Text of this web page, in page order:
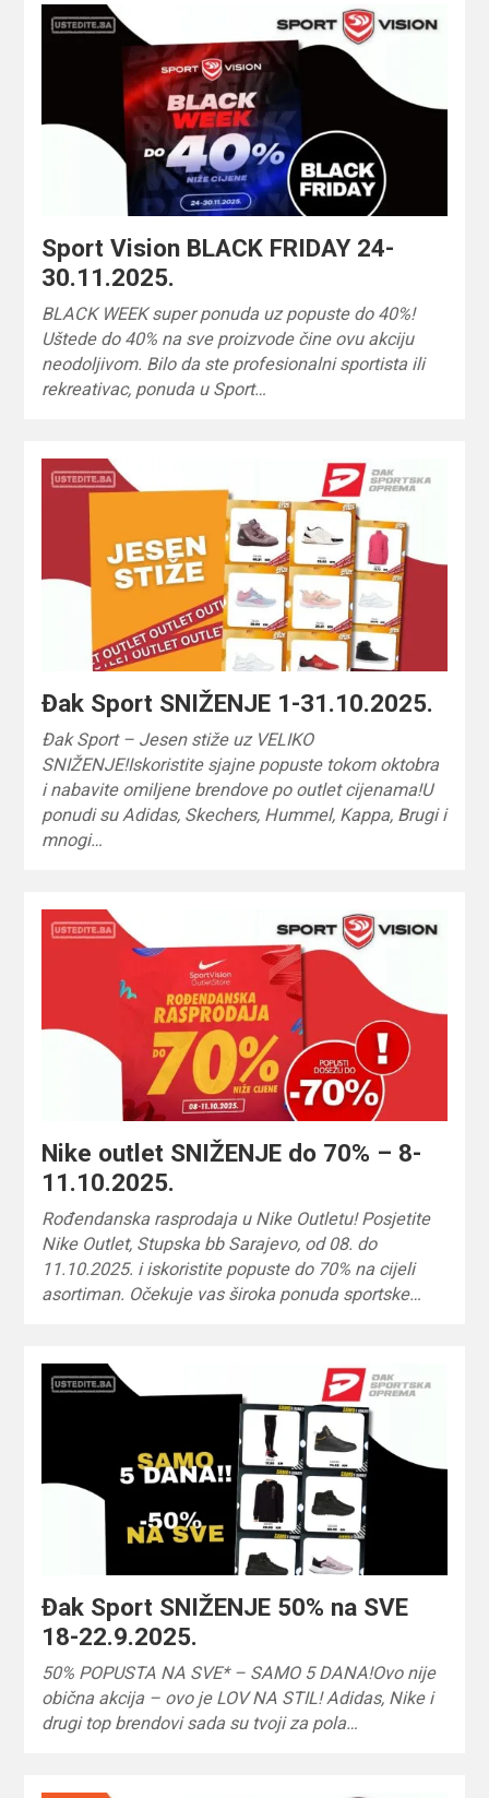
Sport Vision BLACK FRIDAY 24-
30.11.2025.
BLACK WEEK super ponuda uz popuste do 40%!
Uštede do 40% na sve proizvode čine ovu akciju
neodoljivom. Bilo da ste profesionalni sportista ili
rekreativac, ponuda u Sport…
Đak Sport SNIŽENJE 1-31.10.2025.
Đak Sport – Jesen stiže uz VELIKO
SNIŽENJE!Iskoristite sjajne popuste tokom oktobra
i nabavite omiljene brendove po outlet cijenama!U
ponudi su Adidas, Skechers, Hummel, Kappa, Brugi i
mnogi…
Nike outlet SNIŽENJE do 70% – 8-
11.10.2025.
Rođendanska rasprodaja u Nike Outletu! Posjetite
Nike Outlet, Stupska bb Sarajevo, od 08. do
11.10.2025. i iskoristite popuste do 70% na cijeli
asortiman. Očekuje vas široka ponuda sportske…
Đak Sport SNIŽENJE 50% na SVE
18-22.9.2025.
50% POPUSTA NA SVE* – SAMO 5 DANA!Ovo nije
obična akcija – ovo je LOV NA STIL! Adidas, Nike i
drugi top brendovi sada su tvoji za pola…